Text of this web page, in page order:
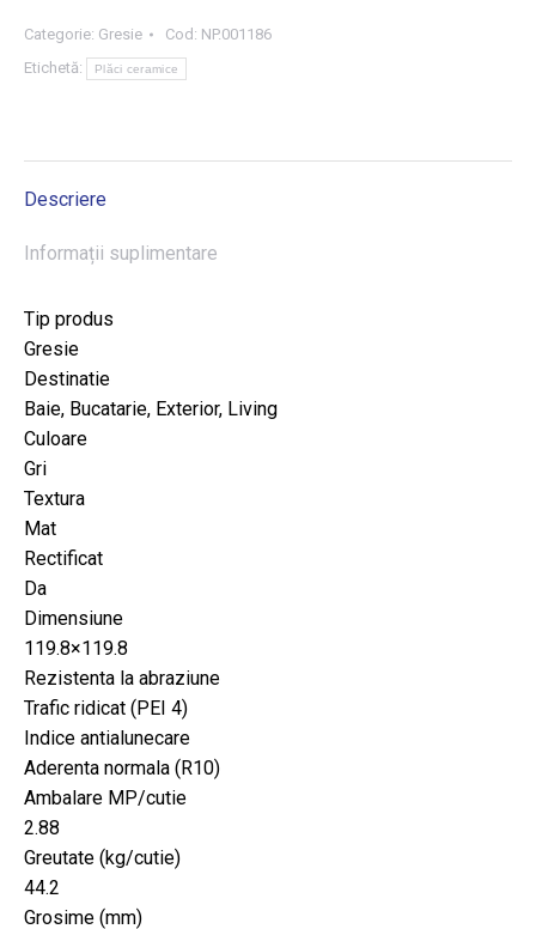
CAVE
GREY
Categorie: Gresie Cod: NP.001186
Etichetă:
Plăci ceramice
Descriere
Informații suplimentare
Tip produs
Gresie
Destinatie
Baie, Bucatarie, Exterior, Living
Culoare
Gri
Textura
Mat
Rectificat
Da
Dimensiune
119.8×119.8
Rezistenta la abraziune
Trafic ridicat (PEI 4)
Indice antialunecare
Aderenta normala (R10)
Ambalare MP/cutie
2.88
Greutate (kg/cutie)
44.2
Grosime (mm)